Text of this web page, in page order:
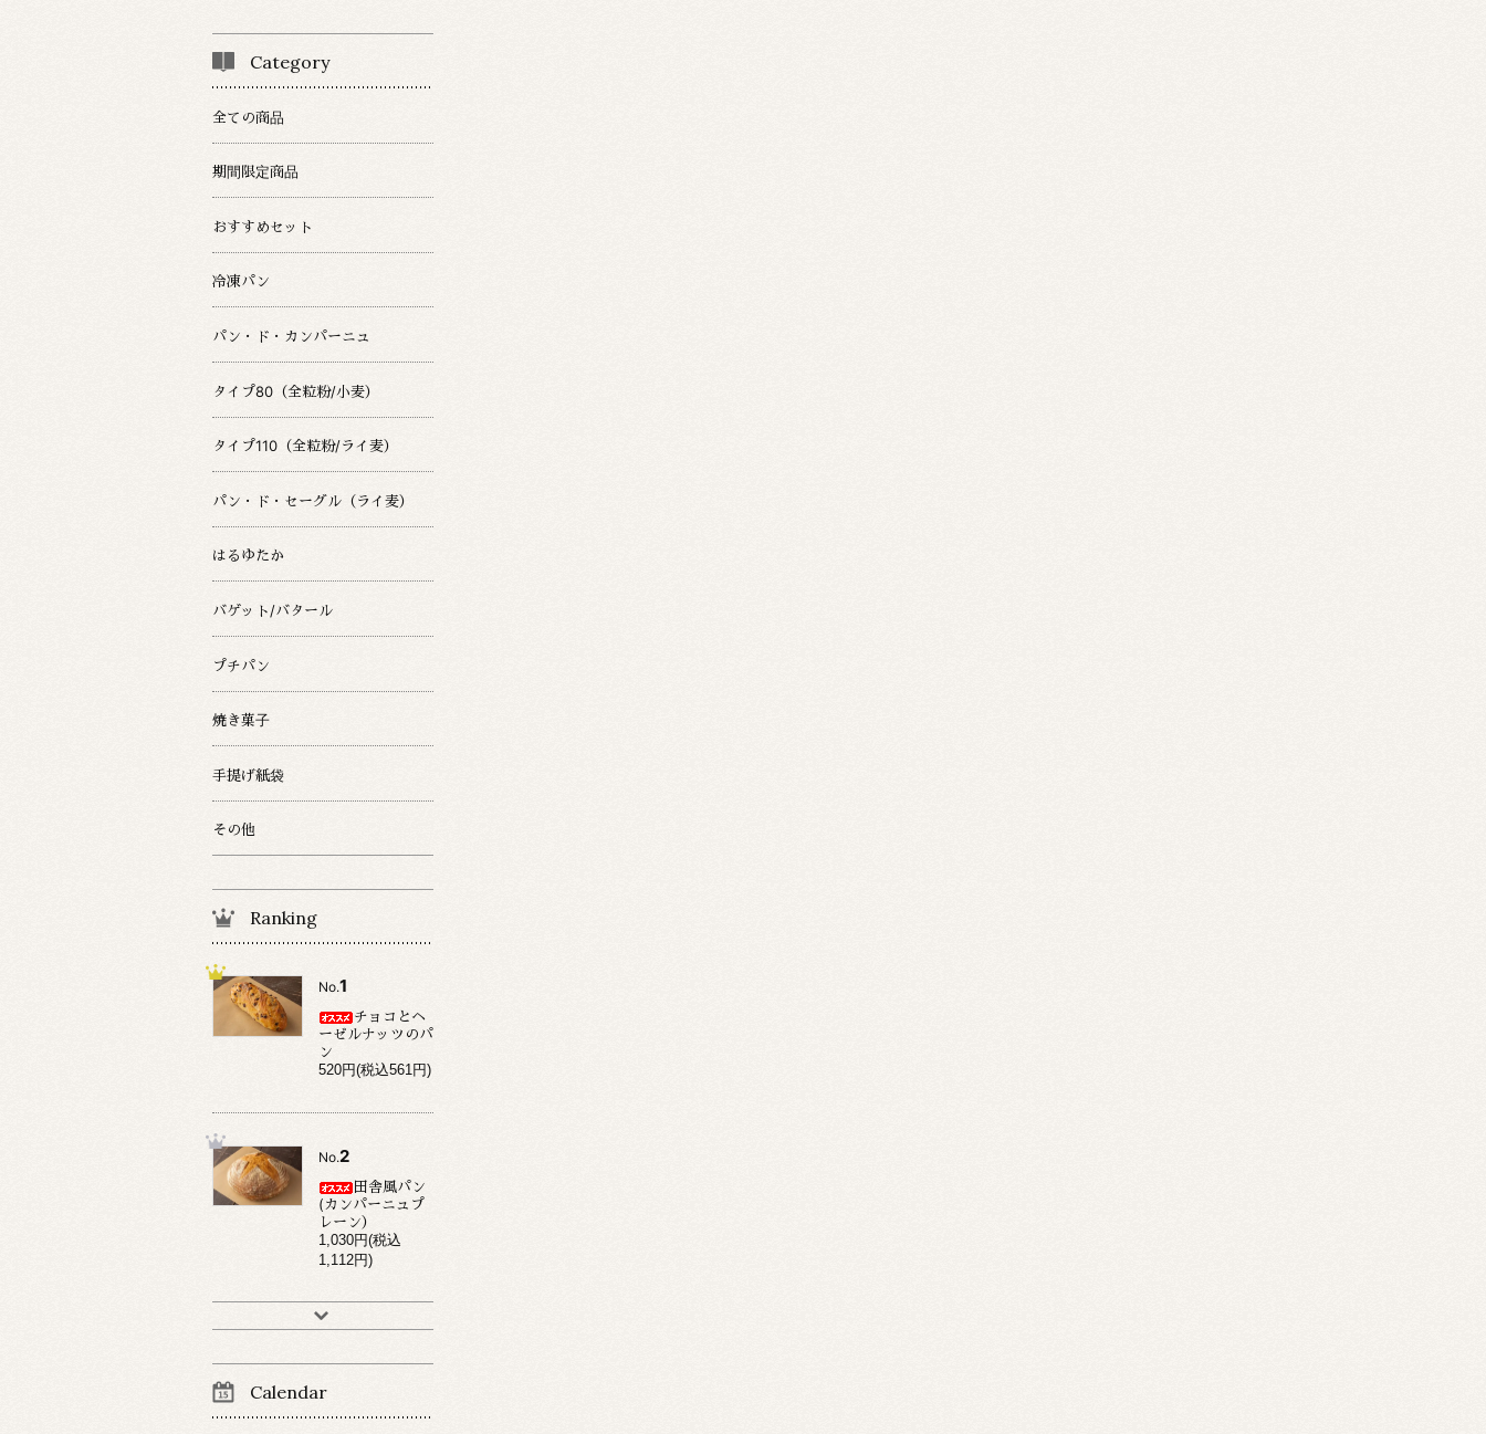
Category
全ての商品
期間限定商品
おすすめセット
冷凍パン
パン・ド・カンパーニュ
タイプ80（全粒粉/小麦）
タイプ110（全粒粉/ライ麦）
パン・ド・セーグル（ライ麦）
はるゆたか
バゲット/バタール
プチパン
焼き菓子
手提げ紙袋
その他
Ranking
No.1
チョコとヘ
ーゼルナッツのパ
ン
520円(税込561円)
No.2
田舎風パン
(カンパーニュプ
レーン）
1,030円(税込
1,112円)
Calendar